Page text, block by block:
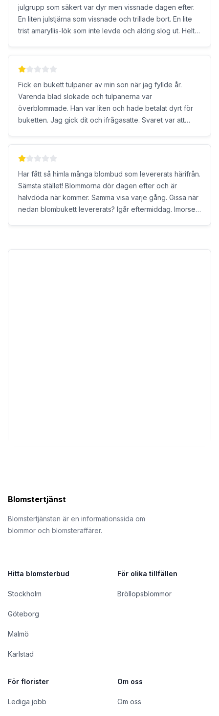
julgrupp som säkert var dyr men vissnade dagen efter.
En liten julstjärna som vissnade och trillade bort. En lite
trist amaryllis-lök som inte levde och aldrig slog ut. Helt
säljer de ofräscha blommor som är alltför för dyra. Köp
blommor på Magnolia eller PomPom istället. Där har jag
Fick en bukett tulpaner av min son när jag fyllde år.
Varenda blad slokade och tulpanerna var
överblommade. Han var liten och hade betalat dyrt för
buketten. Jag gick dit och ifrågasatte. Svaret var att
bort bladen från stjälken!?
Har fått så himla många blombud som levererats härifrån.
Sämsta stället! Blommorna dör dagen efter och är
halvdöda när kommer. Samma visa varje gång. Gissa när
nedan blombukett levererats? Igår eftermiddag. Imorse
Blomstertjänst
Blomstertjänsten är en informationssida om
blommor och blomsteraffärer.
Hitta blomsterbud
Stockholm
Göteborg
Malmö
Karlstad
För olika tillfällen
Bröllopsblommor
För florister
Lediga jobb
Om oss
Om oss